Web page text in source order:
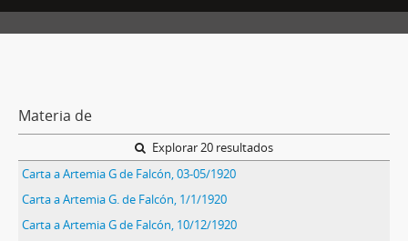
Materia de
Explorar 20 resultados
Carta a Artemia G de Falcón, 03-05/1920
Carta a Artemia G. de Falcón, 1/1/1920
Carta a Artemia G de Falcón, 10/12/1920